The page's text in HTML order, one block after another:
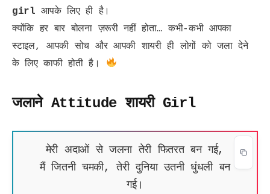
girl आपके लिए ही है।
क्योंकि हर बार बोलना ज़रूरी नहीं होता… कभी-कभी आपका
स्टाइल, आपकी सोच और आपकी शायरी ही लोगों को जला देने
के लिए काफी होती है।
जलाने Attitude शायरी Girl
मेरी अदाओं से जलना तेरी फितरत बन गई,
मैं जितनी चमकी, तेरी दुनिया उतनी धुंधली बन
गई।